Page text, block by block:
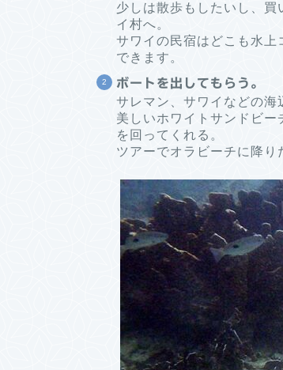
少しは散歩もしたいし、
イ村へ。
サワイの民宿はどこも水上
できます。
ボートを出してもらう。
サレマン、サワイなどの海
美しいホワイトサンドビー
を回ってくれる。
ツアーでオラビーチに降り